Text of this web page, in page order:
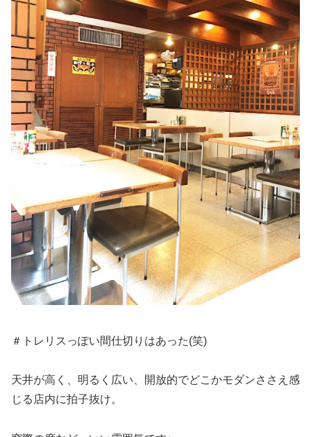
＃トレリスっぽい間仕切りはあった(笑)
天井が高く、明るく広い、開放的でどこかモダンささえ感
じる店内に拍子抜け。